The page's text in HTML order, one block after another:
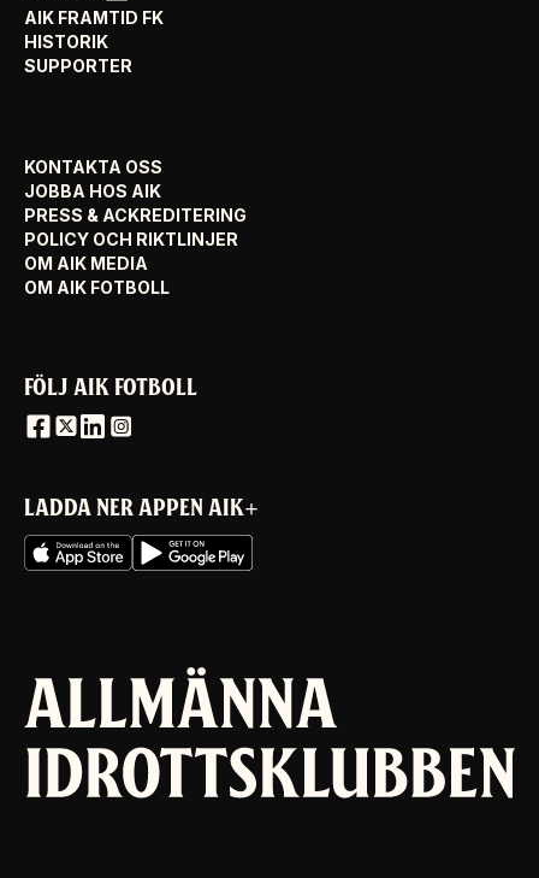
AIK FRAMTID FK
HISTORIK
SUPPORTER
KONTAKTA OSS
JOBBA HOS AIK
PRESS & ACKREDITERING
POLICY OCH RIKTLINJER
OM AIK MEDIA
OM AIK FOTBOLL
FÖLJ AIK FOTBOLL
LADDA NER APPEN AIK+